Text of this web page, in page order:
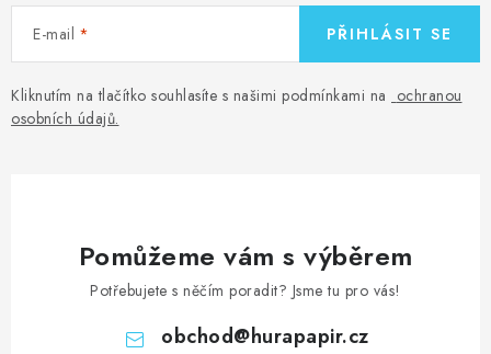
E-mail
Kliknutím na tlačítko souhlasíte s našimi podmínkami na ochranou
osobních údajů.
PŘIHLÁSIT SE
Pomůžeme vám s výběrem
Potřebujete s něčím poradit? Jsme tu pro vás!
obchod@hurapapir.cz